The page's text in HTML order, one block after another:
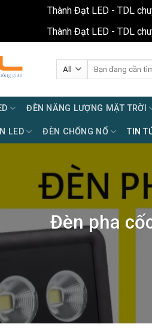
Thành Đạt LED - TDL
Thành Đạt LED - TDL
kiếm:
ĐÈN NĂNG LƯỢNG MẶT TRỜI
LED ĐÈN CHỐNG NỔ TIN
Đèn pha